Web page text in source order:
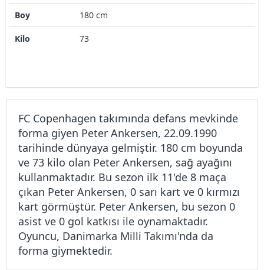
Boy 180 cm
Kilo 73
FC Copenhagen takımında defans mevkinde
forma giyen Peter Ankersen, 22.09.1990
tarihinde dünyaya gelmiştir. 180 cm boyunda
ve 73 kilo olan Peter Ankersen, sağ ayağını
kullanmaktadır. Bu sezon ilk 11'de 8 maça
çıkan Peter Ankersen, 0 sarı kart ve 0 kırmızı
kart görmüştür. Peter Ankersen, bu sezon 0
asist ve 0 gol katkısı ile oynamaktadır.
Oyuncu, Danimarka Milli Takımı'nda da
forma giymektedir.